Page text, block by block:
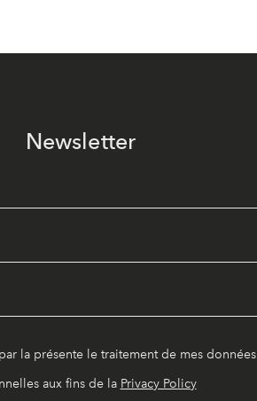
Newsletter
la présente le traitement de mes données
aux fins de la Privacy Policy